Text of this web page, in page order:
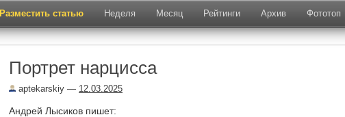
Разместить статью Неделя Месяц Рейтинги Архив Фототоп
Портрет нарцисса
aptekarskiy — 12.03.2025
Андрей Лысиков пишет: